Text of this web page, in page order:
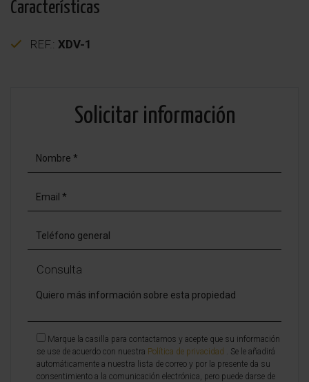
Características
REF.: XDV-1
Solicitar información
Consulta
Marque la casilla para contactarnos y acepte que su información
se use de acuerdo con nuestra Política de privacidad . Se le añadirá
automáticamente a nuestra lista de correo y por la presente da su
consentimiento a la comunicación electrónica, pero puede darse de